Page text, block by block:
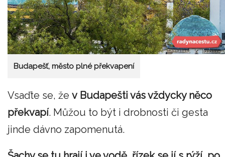
Budapešť, město plné překvapení
Vsaďte se, že v Budapešti vás vždycky něco
překvapí. Můžou to být i drobnosti či gesta
jinde dávno zapomenutá.